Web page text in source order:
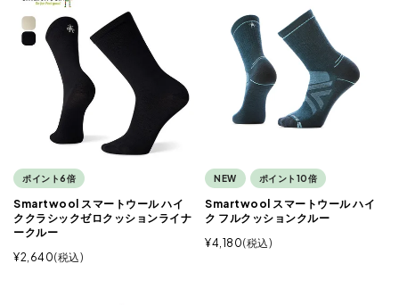
ポイント6倍
Smartwool スマートウール ハイ
ククラシックゼロクッションライナ
ークルー
¥2,640 税込
NEW ポイント10倍
Smartwool スマートウール ハイ
ク フルクッションクルー
¥4,180 税込